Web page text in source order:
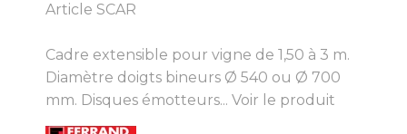
Article SCAR
Cadre extensible pour vigne de 1,50 à 3 m.
Diamètre doigts bineurs Ø 540 ou Ø 700
mm. Disques émotteurs... Voir le produit